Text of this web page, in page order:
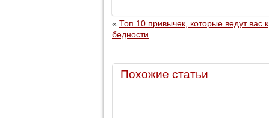
« Топ 10 привычек, которые ведут вас к
бедности
Похожие статьи